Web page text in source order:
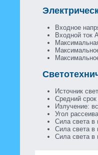
Входное
Входной ток
Источник
Средний срок
Излучение:
Угол
Сила света в
Сила света в
Сила света в